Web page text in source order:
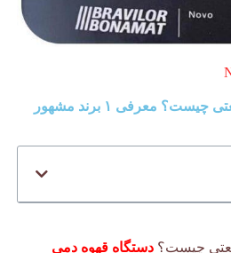
دستگاه‌های قهوه دمی صنعتی چیست؟ معرفی ۱ برند مشهور
چیست؟ دستگاه قهوه دمی